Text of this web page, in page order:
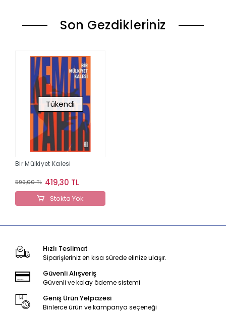
Son Gezdikleriniz
Tükendi
Bir Mülkiyet Kalesi
599,00 TL 419,30 TL
Stokta Yok
Hızlı Teslimat
Siparişleriniz en kısa sürede elinize ulaşır.
Güvenli Alışveriş
Güvenli ve kolay ödeme sistemi
Geniş Ürün Yelpazesi
Binlerce ürün ve kampanya seçeneği